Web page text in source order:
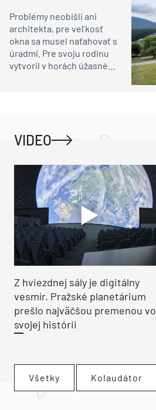
Problémy neobišli ani
architekta, pre veľkosť
okna sa musel naťahovať s
úradmi. Pre svoju rodinu
vytvoril v horách úžasné
VIDEO
Z hviezdnej sály je digitálny
vesmír. Pražské planetárium
prešlo najväčšou premenou vo
svojej histórii
Všetky Kolaudátor